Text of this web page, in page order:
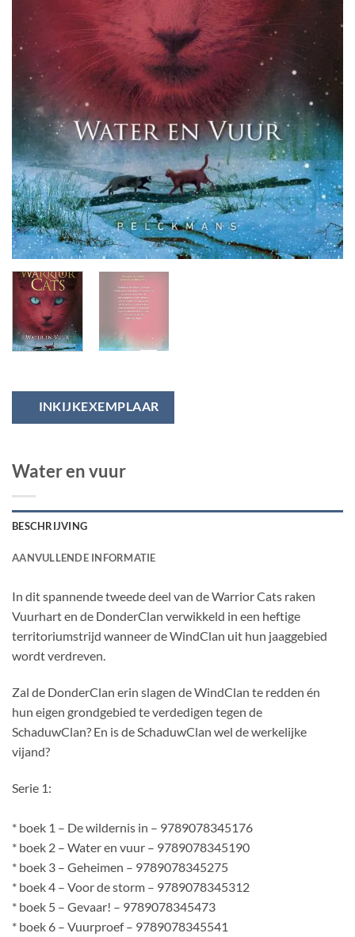
INKIJKEXEMPLAAR
Water en vuur
BESCHRIJVING
AANVULLENDE INFORMATIE
In dit spannende tweede deel van de Warrior Cats raken
Vuurhart en de DonderClan verwikkeld in een heftige
territoriumstrijd wanneer de WindClan uit hun jaaggebied
wordt verdreven.
Zal de DonderClan erin slagen de WindClan te redden én
hun eigen grondgebied te verdedigen tegen de
SchaduwClan? En is de SchaduwClan wel de werkelijke
vijand?
Serie 1:
* boek 1 – De wildernis in – 9789078345176
* boek 2 – Water en vuur – 9789078345190
* boek 3 – Geheimen – 9789078345275
* boek 4 – Voor de storm – 9789078345312
* boek 5 – Gevaar! – 9789078345473
* boek 6 – Vuurproef – 9789078345541